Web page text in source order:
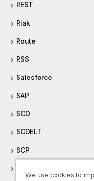
REST
Riak
Route
RSS
Salesforce
SAP
SCD
SCDELT
SCP
We use cookies to